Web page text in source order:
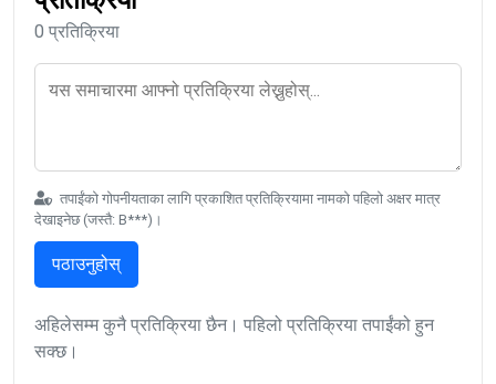
0 प्रतिक्रिया
तपाईंको गोपनीयताका लागि प्रकाशित प्रतिक्रियामा नामको पहिलो अक्षर मात्र
देखाइनेछ (जस्तै: B***)।
पठाउनुहोस्
अहिलेसम्म कुनै प्रतिक्रिया छैन। पहिलो प्रतिक्रिया तपाईंको हुन
सक्छ।